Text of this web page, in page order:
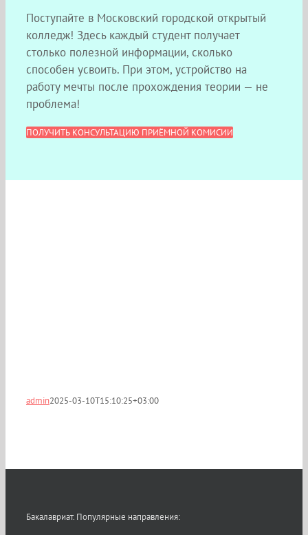
Поступайте в Московский городской открытый
колледж! Здесь каждый студент получает
столько полезной информации, сколько
способен усвоить. При этом, устройство на
работу мечты после прохождения теории — не
проблема!
ПОЛУЧИТЬ КОНСУЛЬТАЦИЮ ПРИЁМНОЙ КОМИСИИ
admin2025-03-10T15:10:25+03:00
Бакалавриат. Популярные направления: